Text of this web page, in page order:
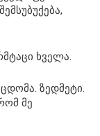
ხველა.
ზედმეტი.
მე